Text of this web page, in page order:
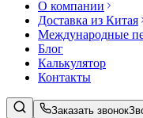
О компании
Доставка из Китая
Международные
Блог
Калькулятор
Контакты
Заказать звонок